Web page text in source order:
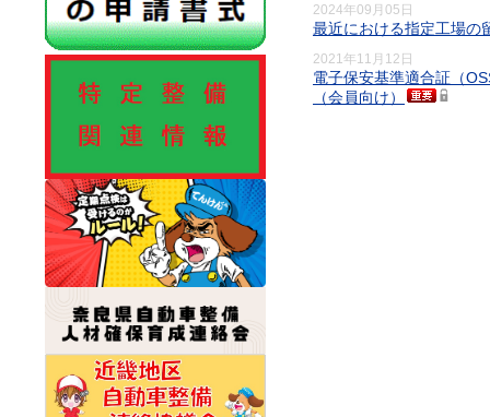
2024年09月05日
最近における指定工場の
2021年11月12日
電子保安基準適合証（
（会員向け）